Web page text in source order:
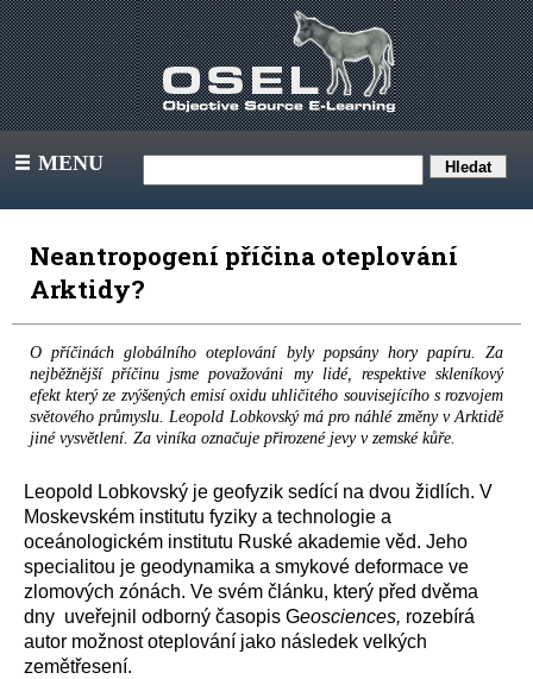
III MENU
Neantropogení příčina oteplování
Arktidy?
O příčinách globálního oteplování byly popsány hory papíru. Za
nejběžnější příčinu jsme považováni my lidé, respektive skleníkový
efekt který ze zvýšených emisí oxidu uhličitého souvisejícího s rozvojem
světového průmyslu. Leopold Lobkovský má pro náhlé změny v Arktidě
jiné vysvětlení. Za viníka označuje přirozené jevy v zemské kůře.
Leopold Lobkovský je geofyzik sedící na dvou židlích. V
Moskevském institutu fyziky a technologie a
oceánologickém institutu Ruské akademie věd. Jeho
specialitou je geodynamika a smykové deformace ve
zlomových zónách. Ve svém článku, který před dvěma
dny uveřejnil odborný časopis Geosciences, rozebírá
autor možnost oteplování jako následek velkých
zemětřesení.